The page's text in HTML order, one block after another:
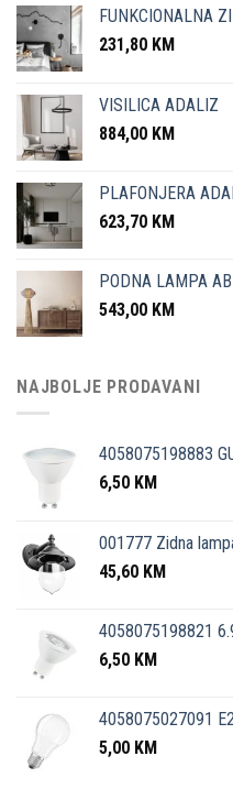
FUNKCIONALNA
231,80 KM
VISILICA ADALIZ
884,00 KM
PLAFONJERA
623,70 KM
PODNA LAMPA
543,00 KM
NAJBOLJE PRODAVANI
4058075198883
6,50 KM
001777 Zidna
45,60 KM
4058075198821
6,50 KM
4058075027091
5,00 KM